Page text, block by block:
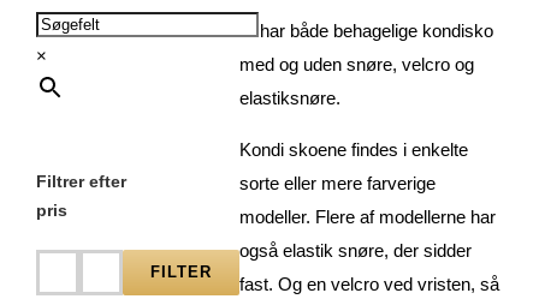
Vi har både behagelige kondisko
med og uden snøre, velcro og
elastiksnøre.
Kondi skoene findes i enkelte
sorte eller mere farverige
modeller. Flere af modellerne har
også elastik snøre, der sidder
fast. Og en velcro ved vristen, så
×
Filtrer efter
pris
Mindste
Højeste
FILTER